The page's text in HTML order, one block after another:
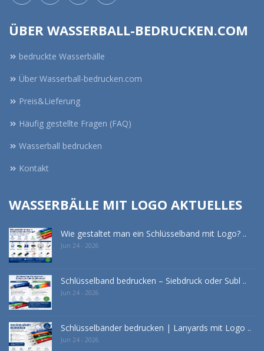
ÜBER WASSERBALL-BEDRUCKEN.COM
bedruckte Wasserbälle
Über Wasserball-bedrucken.com
Preis&Lieferung
Häufig gestellte Fragen (FAQ)
Wasserball bedrucken
Kontakt
WASSERBÄLLE MIT LOGO AKTUELLES
Wie gestaltet man ein Schlüsselband mit Logo? ..
Jun 24 - 2026
Schlüsselband bedrucken – Siebdruck oder Subl ..
Jun 24 - 2026
Schlüsselbänder bedrucken | Lanyards mit Logo ..
Jun 24 - 2026